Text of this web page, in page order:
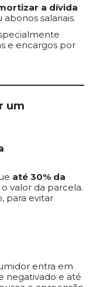
a dívida
salariais.
e encargos por
um
até 30% da
valor da parcela.
para evitar
entra em
negativado e até